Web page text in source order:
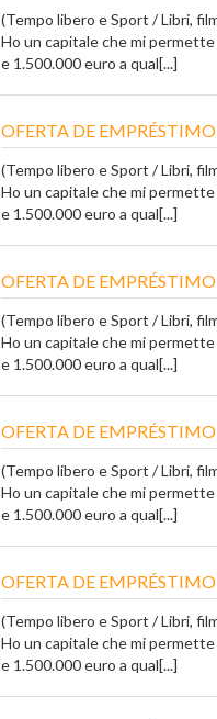
(Tempo libero e Sport / Libri,
Ho un capitale che mi
e 1.500.000 euro a qual[...]
OFERTA DE
(Tempo libero e Sport / Libri,
Ho un capitale che mi
e 1.500.000 euro a qual[...]
OFERTA DE
(Tempo libero e Sport / Libri,
Ho un capitale che mi
e 1.500.000 euro a qual[...]
OFERTA DE
(Tempo libero e Sport / Libri,
Ho un capitale che mi
e 1.500.000 euro a qual[...]
OFERTA DE
(Tempo libero e Sport / Libri,
Ho un capitale che mi
e 1.500.000 euro a qual[...]